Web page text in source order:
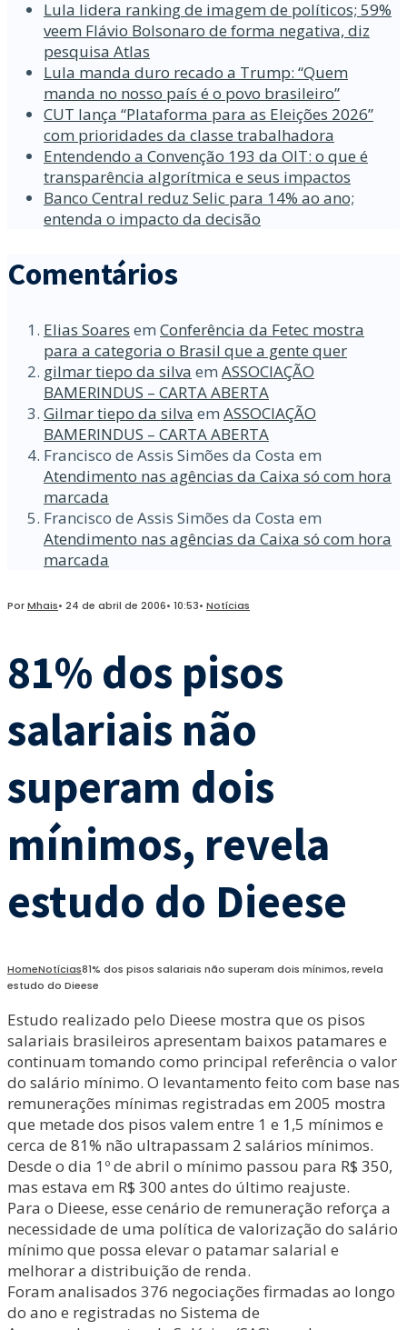
Lula lidera ranking de imagem de políticos; 59%
veem Flávio Bolsonaro de forma negativa, diz
pesquisa Atlas
Lula manda duro recado a Trump: “Quem
manda no nosso país é o povo brasileiro”
CUT lança “Plataforma para as Eleições 2026”
com prioridades da classe trabalhadora
Entendendo a Convenção 193 da OIT: o que é
transparência algorítmica e seus impactos
Banco Central reduz Selic para 14% ao ano;
entenda o impacto da decisão
Comentários
Elias Soares em Conferência da Fetec mostra
para a categoria o Brasil que a gente quer
gilmar tiepo da silva em ASSOCIAÇÃO
BAMERINDUS – CARTA ABERTA
Gilmar tiepo da silva em ASSOCIAÇÃO
BAMERINDUS – CARTA ABERTA
Francisco de Assis Simões da Costa em
Atendimento nas agências da Caixa só com hora
marcada
Francisco de Assis Simões da Costa em
Atendimento nas agências da Caixa só com hora
marcada
PorMhais• 24 de abril de 2006• 10:53• Notícias
81% dos pisos
salariais não
superam dois
mínimos, revela
estudo do Dieese
HomeNotícias81% dos pisos salariais não superam dois mínimos, revela
estudo do Dieese
Estudo realizado pelo Dieese mostra que os pisos
salariais brasileiros apresentam baixos patamares e
continuam tomando como principal referência o valor
do salário mínimo. O levantamento feito com base nas
remunerações mínimas registradas em 2005 mostra
que metade dos pisos valem entre 1 e 1,5 mínimos e
cerca de 81% não ultrapassam 2 salários mínimos.
Desde o dia 1º de abril o mínimo passou para R$ 350,
mas estava em R$ 300 antes do último reajuste.
Para o Dieese, esse cenário de remuneração reforça a
necessidade de uma política de valorização do salário
mínimo que possa elevar o patamar salarial e
melhorar a distribuição de renda.
Foram analisados 376 negociações firmadas ao longo
do ano e registradas no Sistema de